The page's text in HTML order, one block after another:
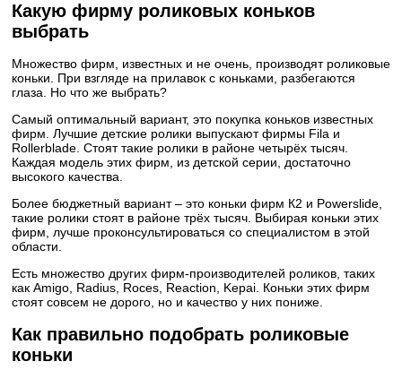
Какую фирму роликовых коньков
выбрать
Множество фирм, известных и не очень, производят роликовые
коньки. При взгляде на прилавок с коньками, разбегаются
глаза. Но что же выбрать?
Самый оптимальный вариант, это покупка коньков известных
фирм. Лучшие детские ролики выпускают фирмы Fila и
Rollerblade. Стоят такие ролики в районе четырёх тысяч.
Каждая модель этих фирм, из детской серии, достаточно
высокого качества.
Более бюджетный вариант – это коньки фирм К2 и Powerslide,
такие ролики стоят в районе трёх тысяч. Выбирая коньки этих
фирм, лучше проконсультироваться со специалистом в этой
области.
Есть множество других фирм-производителей роликов, таких
как Amigo, Radius, Roces, Reaction, Kepai. Коньки этих фирм
стоят совсем не дорого, но и качество у них пониже.
Как правильно подобрать роликовые
коньки